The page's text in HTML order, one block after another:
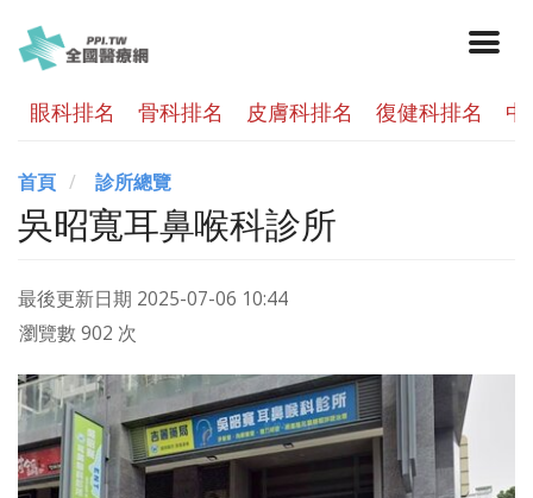
眼科排名 骨科排名 皮膚科排名 復健科排名
首頁 診所總覽
吳昭寬耳鼻喉科診所
最後更新日期 2025-07-06 10:44
瀏覽數 902 次